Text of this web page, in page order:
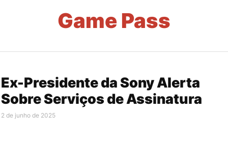
Game Pass
Ex-Presidente da Sony Alerta
Sobre Serviços de Assinatura
2 de junho de 2025